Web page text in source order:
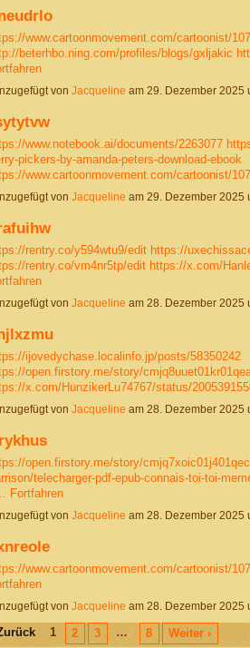
www.cartoonmovement.com/cartoonist/
beterhbo.ning.com/profiles/blogs/gxljakic
von Jacqueline am 29. Dezember
www.notebook.ai/documents/2263077
pickers-by-amanda-peters-download-ebook
www.cartoonmovement.com/cartoonist/
von Jacqueline am 29. Dezember
rentry.co/y594wtu9/edit https://
rentry.co/vm4nr5tp/edit https://x.com/
von Jacqueline am 28. Dezember 2025
ijovedychase.localinfo.jp/posts/58350242
open.firstory.me/story/
x.com/HunzikerLu74767/status/
von Jacqueline am 28. Dezember
open.firstory.me/story/
telecharger-pdf-epub-connais-toi-toi-
Fortfahren
von Jacqueline am 28. Dezember
www.cartoonmovement.com/cartoonist/
von Jacqueline am 28. Dezember
1 2 3 … 8 Weiter ›